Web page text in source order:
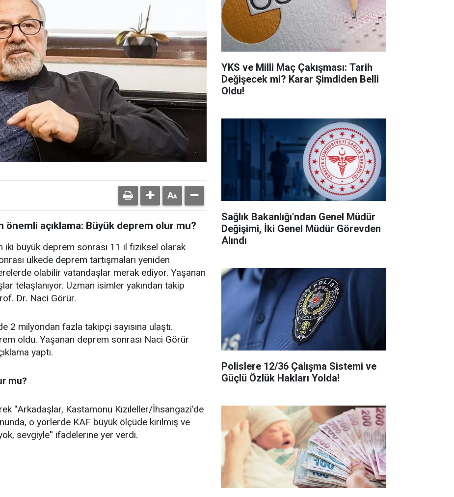
önemli açıklama: Büyük deprem olur mu?
iki büyük deprem sonrası 11 il fiziksel olarak
ülkede deprem tartışmaları yeniden
olabilir vatandaşlar merak ediyor. Yaşanan
telaşlanıyor. Uzman isimler yakından takip
Dr. Naci Görür.
2 milyondan fazla takipçi sayısına ulaştı.
oldu. Yaşanan deprem sonrası Naci Görür
yaptı.
mu?
''Arkadaşlar, Kastamonu Kızıleller/İhsangazi’de
o yörlerde KAF büyük ölçüde kırılmış ve
sevgiyle'' ifadelerine yer verdi.
YKS ve Milli Maç Çakışması: Tarih
Değişecek mi? Karar Şimdiden Belli
Oldu!
Sağlık Bakanlığı'ndan Genel Müdür
Değişimi, İki Genel Müdür Görevden
Alındı
Polislere 12/36 Çalışma Sistemi ve
Güçlü Özlük Hakları Yolda!